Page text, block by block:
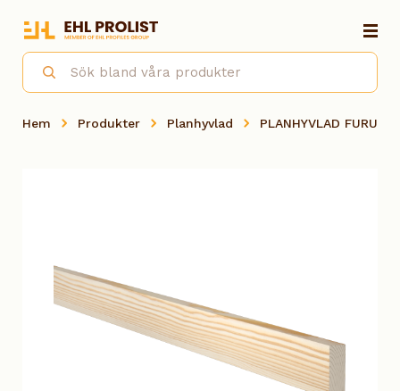
Hem Produkter Planhyvlad PLANHYVLAD FURU